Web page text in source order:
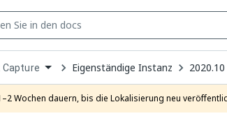
Capture Eigenständige Instanz 2020.10
Wochen dauern, bis die Lokalisierung neu